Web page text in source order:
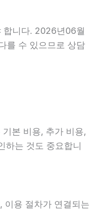
합니다. 2026년06월
를 수 있으므로 상담
본 비용, 추가 비용,
하는 것도 중요합니
이용 절차가 연결되는